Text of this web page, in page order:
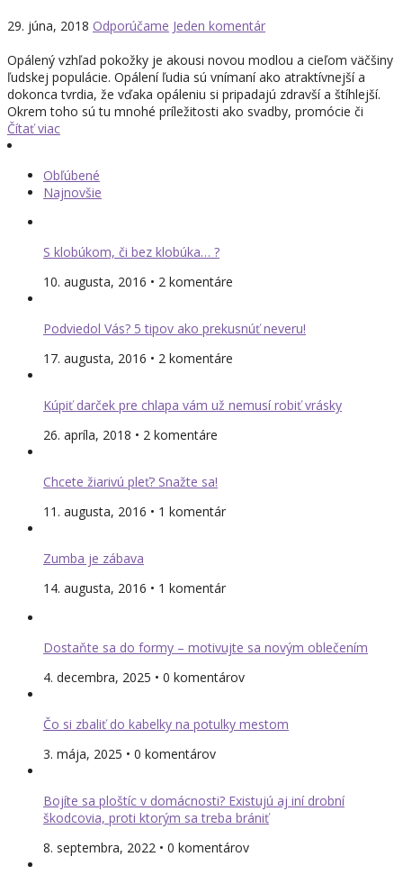
29. júna, 2018 Odporúčame Jeden komentár
Opálený vzhľad pokožky je akousi novou modlou a cieľom väčšiny
ľudskej populácie. Opálení ľudia sú vnímaní ako atraktívnejší a
dokonca tvrdia, že vďaka opáleniu si pripadajú zdravší a štíhlejší.
Okrem toho sú tu mnohé príležitosti ako svadby, promócie či
Čítať viac
Obľúbené
Najnovšie
S klobúkom, či bez klobúka… ?
10. augusta, 2016 • 2 komentáre
Podviedol Vás? 5 tipov ako prekusnúť neveru!
17. augusta, 2016 • 2 komentáre
Kúpiť darček pre chlapa vám už nemusí robiť vrásky
26. apríla, 2018 • 2 komentáre
Chcete žiarivú pleť? Snažte sa!
11. augusta, 2016 • 1 komentár
Zumba je zábava
14. augusta, 2016 • 1 komentár
Dostaňte sa do formy – motivujte sa novým oblečením
4. decembra, 2025 • 0 komentárov
Čo si zbaliť do kabelky na potulky mestom
3. mája, 2025 • 0 komentárov
Bojíte sa ploštíc v domácnosti? Existujú aj iní drobní
škodcovia, proti ktorým sa treba brániť
8. septembra, 2022 • 0 komentárov